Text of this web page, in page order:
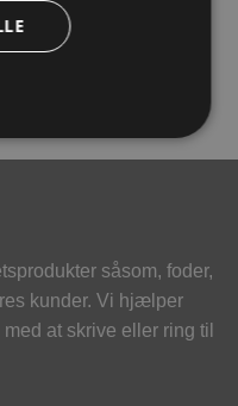
såsom, foder,
kunder. Vi hjælper
at skrive eller ring til